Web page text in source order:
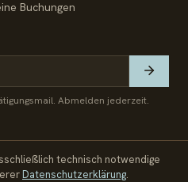
Buchungen
Abmelden jederzeit.
ImpressumDatenschutz AGB
technisch notwendige
Datenschutzerklärung.